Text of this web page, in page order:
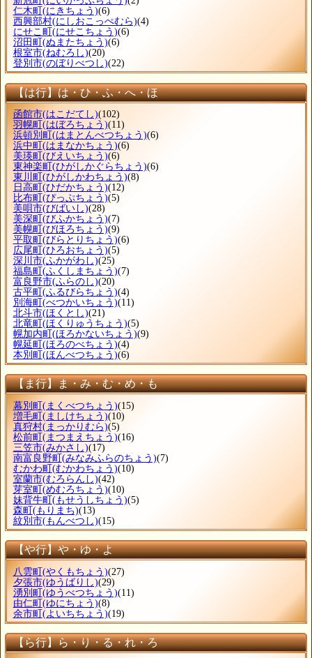
仁木町 (にきちょう)(6)
西興部村(にしおこっぺむら)(4)
にせこ町 (にせこちょう)(6)
沼田町 (ぬまたちょう)(6)
根室市(ねむろし)(20)
登別市(のぼりべつし)(22)
【は行】は・ひ・ふ・へ・ほ
函館市(はこだてし)(102)
羽幌町 (はぼろちょう)(11)
浜頓別町 (はまとんべつちょう)(6)
浜中町 (はまなかちょう)(6)
美瑛町 (びえいちょう)(6)
東神楽町 (ひがしかぐらちょう)(6)
東川町 (ひがしかわちょう)(8)
日高町 (ひだかちょう)(12)
比布町 (ぴっぷちょう)(5)
美唄市(びばいし)(28)
美深町 (びふかちょう)(7)
美幌町 (びほろちょう)(9)
平取町 (びらとりちょう)(6)
広尾町 (ひろおちょう)(5)
深川市(ふかがわし)(25)
福島町 (ふくしまちょう)(7)
富良野市(ふらのし)(20)
古平町 (ふるびらちょう)(4)
別海町 (べつかいちょう)(11)
北斗市(ほくとし)(21)
北竜町 (ほくりゅうちょう)(5)
幌加内町 (ほろかないちょう)(9)
幌延町 (ほろのべちょう)(4)
本別町 (ほんべつちょう)(6)
【ま行】ま・み・む・め・も
幕別町 (まくべつちょう)(15)
増毛町 (ましけちょう)(10)
真狩村(まっかりむら)(5)
松前町 (まつまえちょう)(16)
三笠市(みかさし)(17)
南富良野町 (みなみふらのちょう)(7)
むかわ町 (むかわちょう)(10)
室蘭市(むろらんし)(42)
芽室町 (めむろちょう)(10)
妹背牛町 (もせうしちょう)(5)
森町 (もりまち)(13)
紋別市(もんべつし)(15)
【や行】や・ゆ・よ
八雲町(やくもちょう)(27)
夕張市(ゆうばりし)(29)
湧別町(ゆうべつちょう)(11)
由仁町(ゆにちょう)(8)
余市町(よいちちょう)(19)
【ら行】ら・り・る・れ・ろ